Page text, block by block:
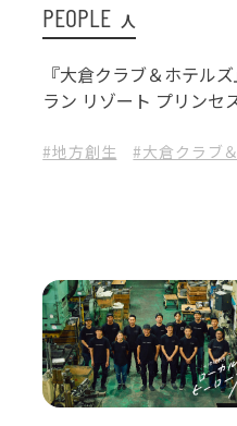
PEOPLE 人
『大倉クラブ＆ホテル
ラン リゾート プリンセ
#地方創生 #大倉クラブ